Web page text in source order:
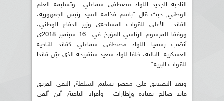
الناحية الجديد اللواء مصطفى سماعلي وتسليمه العلم
الوطني, حيث قال "باسم فخامة السيد رئيس الجمهورية،
القائد الأعلى للقوات المسلحةي وزير الدفاع الوطني،
ووفقا للمرسوم الرئاسي المؤرخ في 16 سبتمبر 2018ي
أنصّب رسميا اللواء مصطفى سماعلي كقائد للناحية
العسكرية الثالثة، خلفا للواء سعيد شنقريحة الذي عيّن قائدا
للقوات البرية".
وبعد التصديق على محضر تسليم السلطة, التقى الفريق
قايد صالح بقيادة وإطارات وأفراد الناحية, أين ألقى